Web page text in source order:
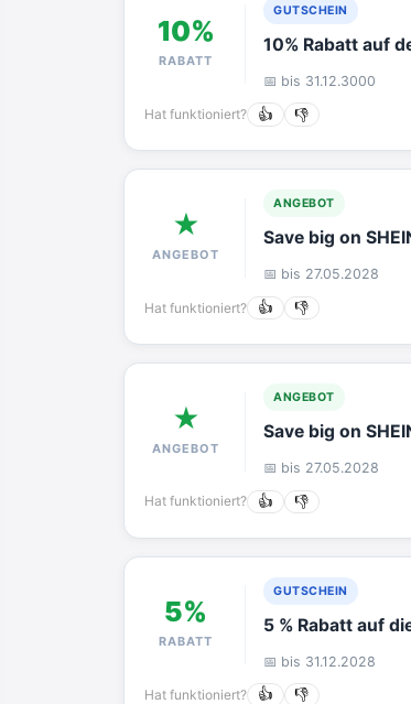
10%
RABATT
GUTSCHEIN
10% Rabatt auf
📅 bis 31.12.3000
Hat funktioniert? 👍 👎
★
ANGEBOT
ANGEBOT
Save big on
📅 bis 27.05.2028
Hat funktioniert? 👍 👎
★
ANGEBOT
ANGEBOT
Save big on
📅 bis 27.05.2028
Hat funktioniert? 👍 👎
5%
RABATT
GUTSCHEIN
5 % Rabatt auf
📅 bis 31.12.2028
Hat funktioniert? 👍 👎